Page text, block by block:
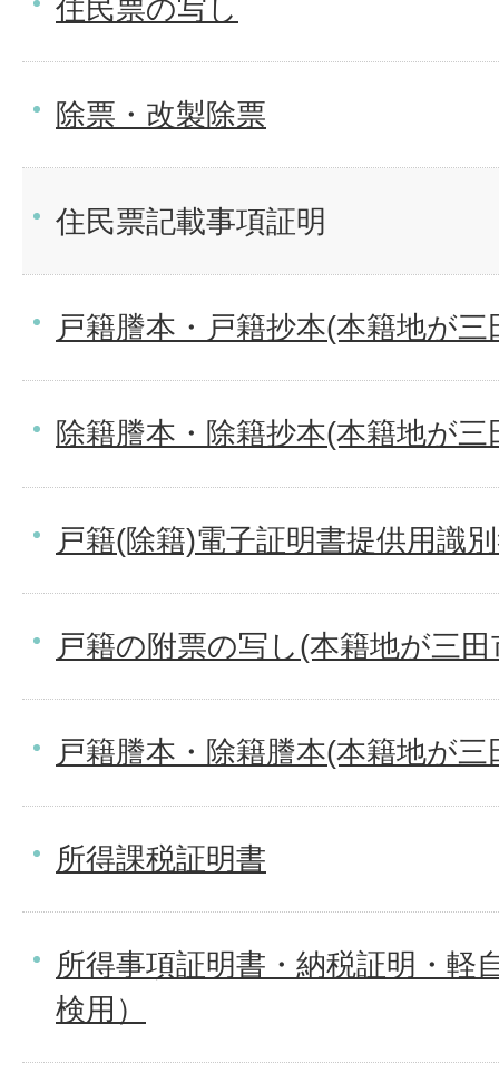
住民票の写し
除票・改製除票
住民票記載事項証明
戸籍謄本・戸籍抄本(本籍地が三
除籍謄本・除籍抄本(本籍地が三
戸籍(除籍)電子証明書提供用識
戸籍の附票の写し(本籍地が三田
戸籍謄本・除籍謄本(本籍地が三
所得課税証明書
所得事項証明書・納税証明・軽
検用）